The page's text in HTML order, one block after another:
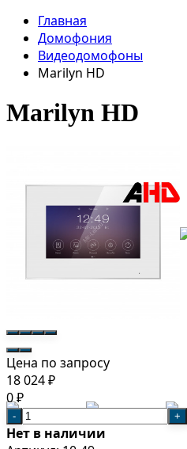
Главная
Домофония
Видеодомофоны
Marilyn HD
Marilyn HD
Цена по запросу
18 024 ₽
0₽
- +
Нет в наличии